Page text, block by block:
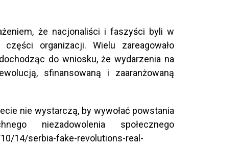
że nacjonaliści i faszyści byli w
organizacji. Wielu zareagowało
do wniosku, że wydarzenia na
sfinansowaną i zaaranżowaną
nie wystarczą, by wywołać powstania
niezadowolenia społecznego
14/serbia-fake-revolutions-real-